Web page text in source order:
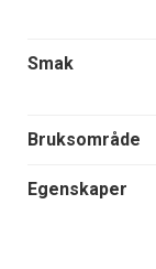
Smak
Bruksområde
Egenskaper